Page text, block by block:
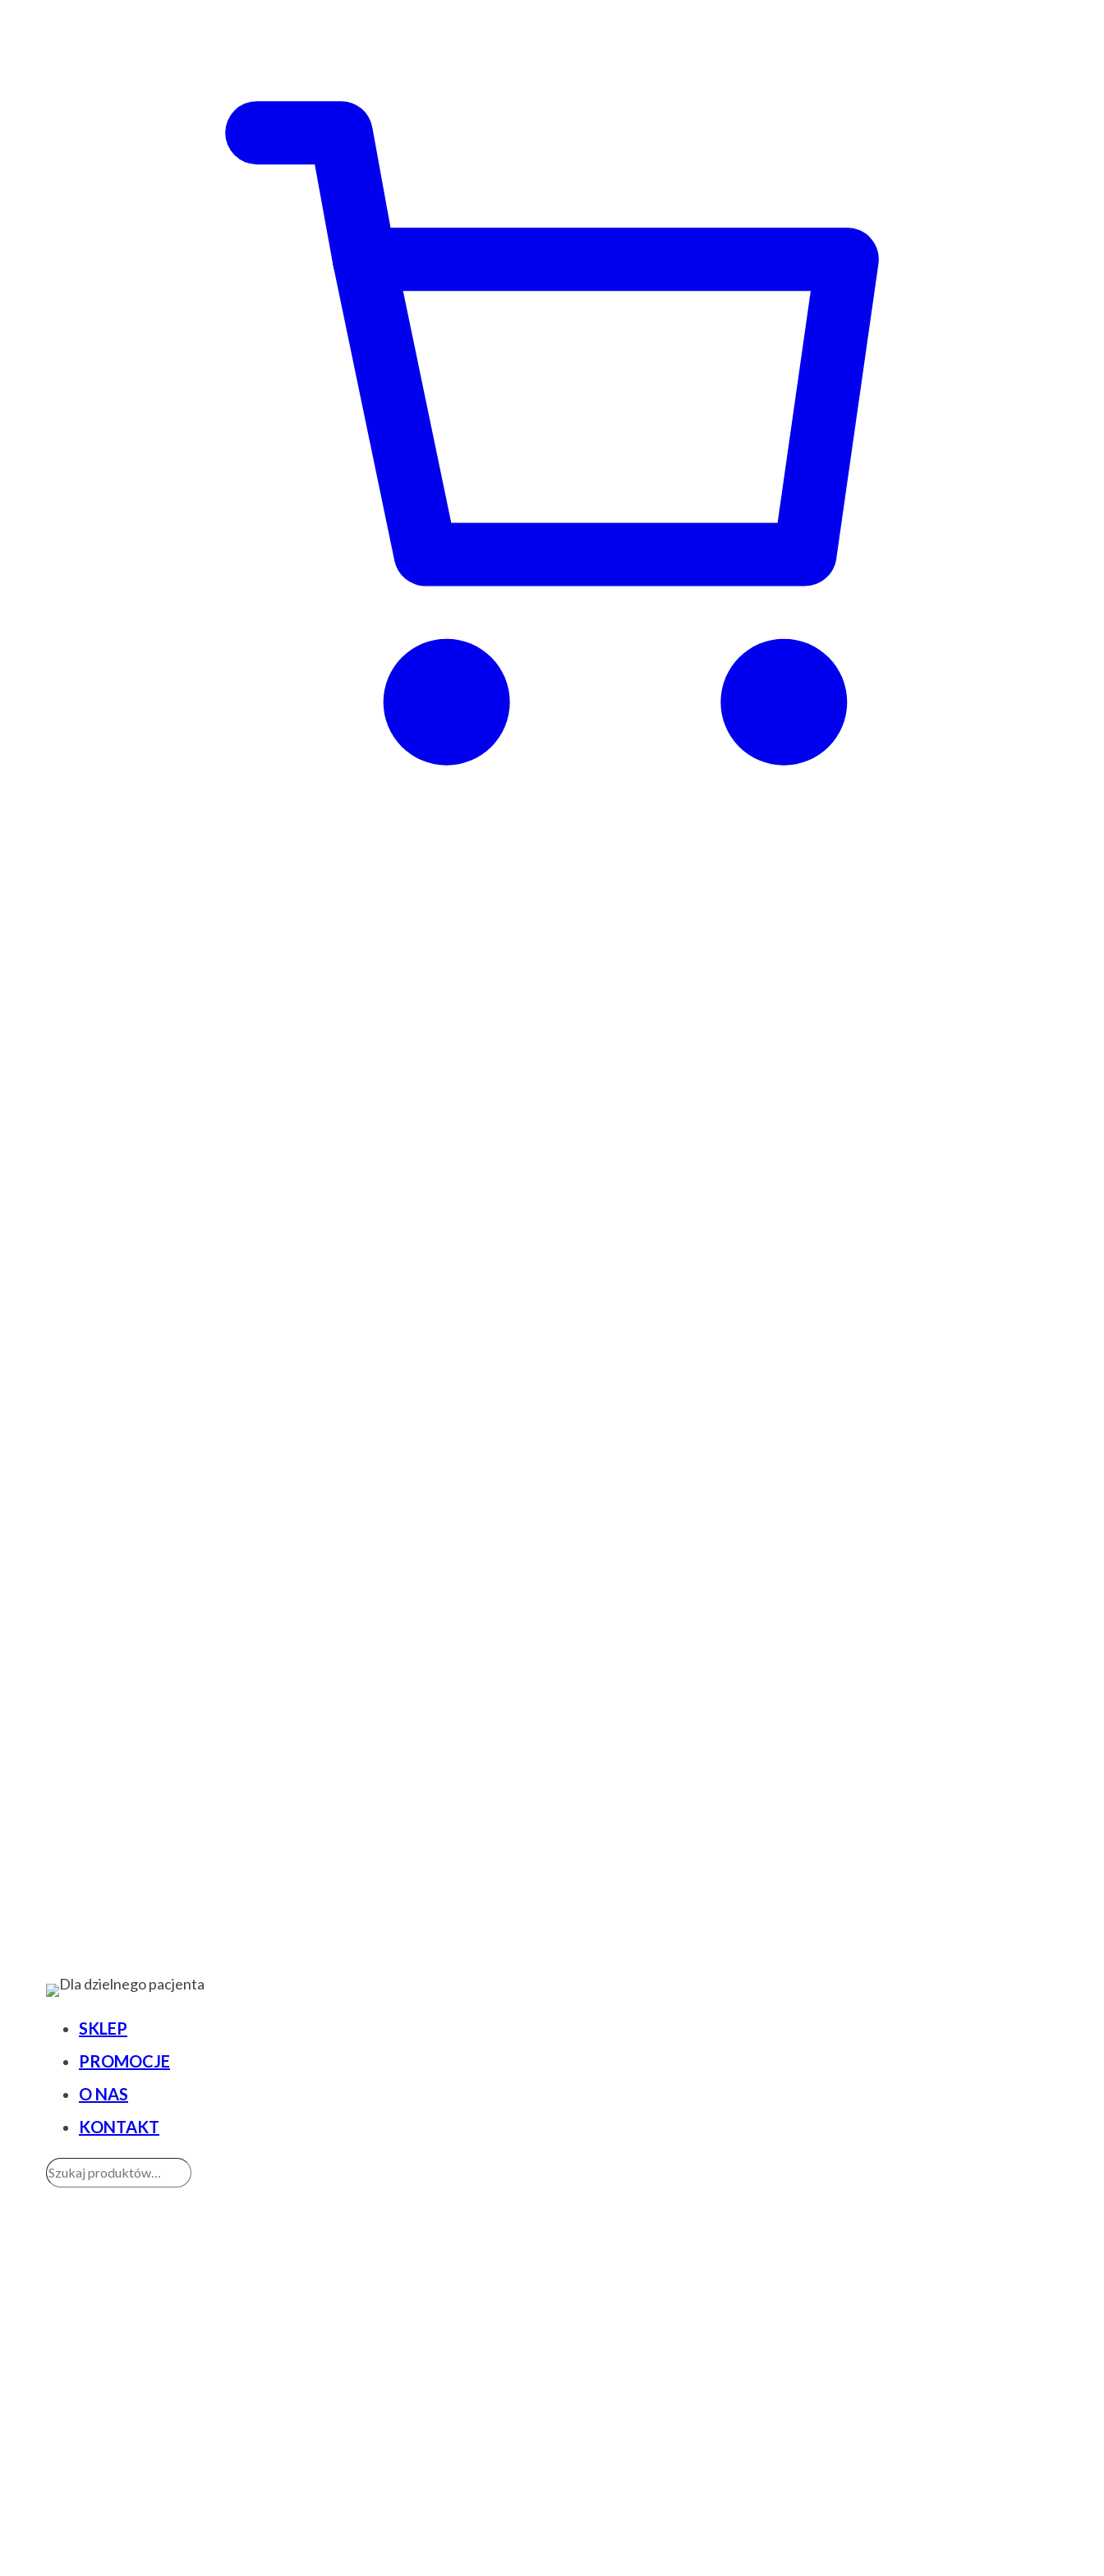
SKLEP
PROMOCJE
O NAS
KONTAKT
Szukaj